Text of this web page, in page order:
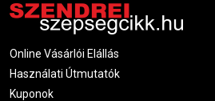
Online Vásárlói Elállás
Használati Útmutatók
Kuponok